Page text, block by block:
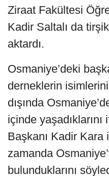
Ziraat Fakültesi
Kadir Saltalı da
aktardı.
Osmaniye’deki
derneklerin
dışında
içinde
Başkanı Kadir Kara
zamanda
bulunduklarını